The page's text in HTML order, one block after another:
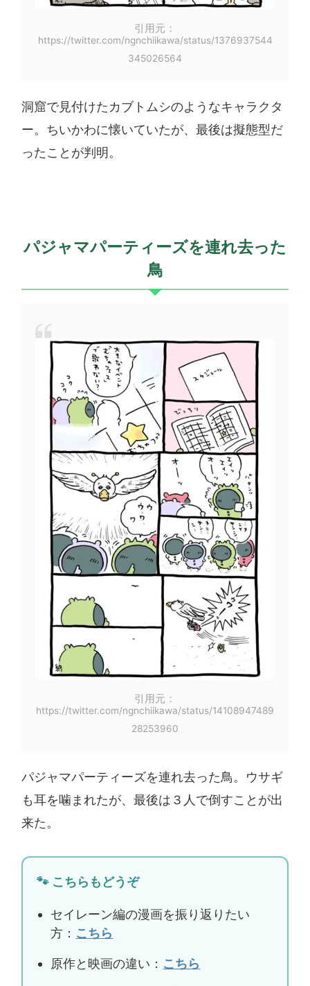
引用元：
https://twitter.com/ngnchiikawa/status/1376937544
345026564
洞窟で見付けたカブトムシのようなキャラクタ
ー。ちいかわに懐いていたが、最後は擬態型だ
ったことが判明。
パジャマパーティーズを連れ去った
鳥
引用元：
https://twitter.com/ngnchiikawa/status/14108947489
28253960
パジャマパーティーズを連れ去った鳥。ウサギ
も耳を噛まれたが、最後は３人で倒すことが出
来た。
🐾 こちらもどうぞ
セイレーン編の漫画を振り返りたい
方： こちら
原作と映画の違い： こちら